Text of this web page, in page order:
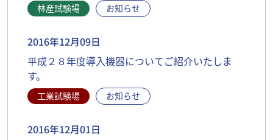
林産試験場 お知らせ
2016年12月09日
平成２８年度導入機器についてご紹介いたしま
す。
工業試験場 お知らせ
2016年12月01日